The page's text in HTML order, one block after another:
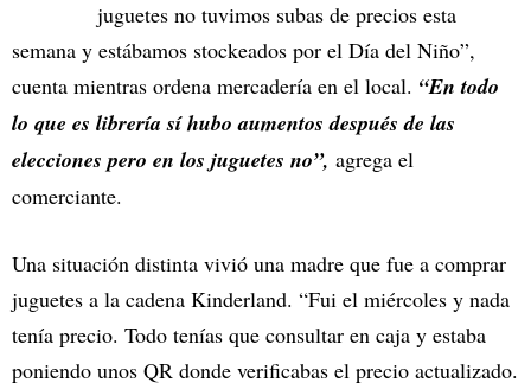
juguetes no tuvimos subas de precios esta
semana y estábamos stockeados por el Día del Niño”,
cuenta mientras ordena mercadería en el local. “En todo
lo que es librería sí hubo aumentos después de las
elecciones pero en los juguetes no”, agrega el
comerciante.
Una situación distinta vivió una madre que fue a comprar
juguetes a la cadena Kinderland. “Fui el miércoles y nada
tenía precio. Todo tenías que consultar en caja y estaba
poniendo unos QR donde verificabas el precio actualizado.